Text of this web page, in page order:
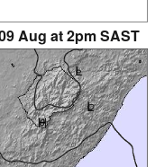
Aug at 2pm SAST